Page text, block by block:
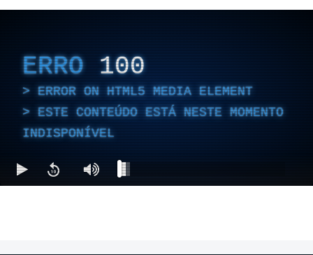
ERRO 100
ERROR ON HTML5 MEDIA ELEMENT
ESTE CONTEÚDO ESTÁ NESTE MOMENTO
INDISPONÍVEL